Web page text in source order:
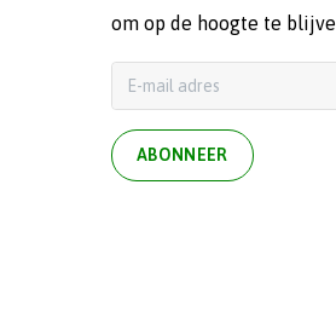
om op de hoogte te
ABONNEER